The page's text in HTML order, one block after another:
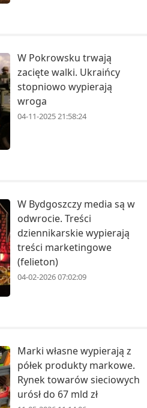
W Pokrowsku trwają
zacięte walki. Ukraińcy
stopniowo wypierają
wroga
04-11-2025 21:58:24
W Bydgoszczy media są w
odwrocie. Treści
dziennikarskie wypierają
treści marketingowe
(felieton)
04-02-2026 07:02:09
Marki własne wypierają z
półek produkty markowe.
Rynek towarów sieciowych
urósł do 67 mld zł